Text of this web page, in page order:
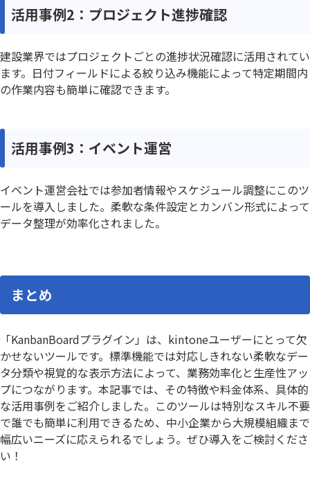
活用事例2：プロジェクト進捗確認
建設業界ではプロジェクトごとの進捗状況確認に活用されてい
ます。日付フィールドによる絞り込み機能によって特定期間内
の作業内容も簡単に確認できます。
活用事例3：イベント運営
イベント運営会社では参加者情報やスケジュール調整にこのツ
ールを導入しました。柔軟な条件設定とカンバン形式によって
データ整理が効率化されました。
まとめ
「KanbanBoardプラグイン」は、kintoneユーザーにとって欠
かせないツールです。標準機能では対応しきれない柔軟なデー
タ分類や視覚的な表示方法によって、業務効率化と生産性アッ
プにつながります。本記事では、その特徴や料金体系、具体的
な活用事例をご紹介しました。このツールは特別なスキル不要
で誰でも簡単に利用できるため、中小企業から大規模組織まで
幅広いニーズに応えられるでしょう。ぜひ導入をご検討くださ
い！